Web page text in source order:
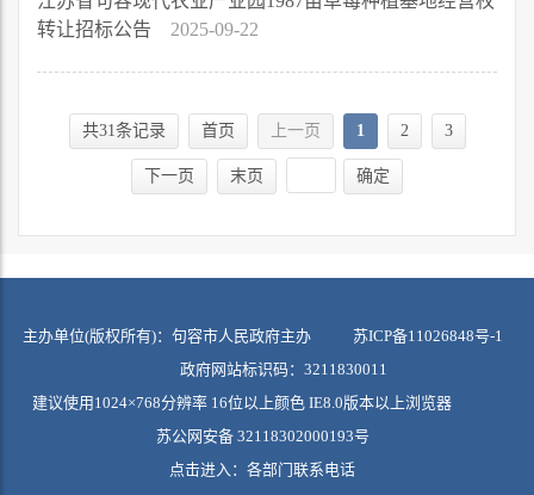
转让招标公告
2025-09-22
共31条记录 首页 上一页 1 2 3
下一页 末页 确定
主办单位(版权所有)：句容市人民政府主办 苏ICP备11026848号-1
政府网站标识码：3211830011
建议使用1024×768分辨率 16位以上颜色 IE8.0版本以上浏览器
苏公网安备 32118302000193号
点击进入： 各部门联系电话